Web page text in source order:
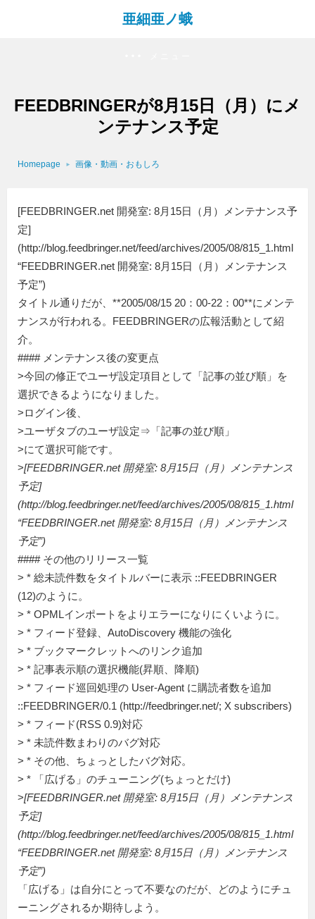
亜細亜ノ蛾
FEEDBRINGERが8月15日（月）にメ
ンテナンス予定
Homepage 画像・動画・おもしろ
[FEEDBRINGER.net 開発室: 8月15日（月）メンテナンス予
定]
(http://blog.feedbringer.net/feed/archives/2005/08/815_1.html
“FEEDBRINGER.net 開発室: 8月15日（月）メンテナンス
予定”)
タイトル通りだが、**2005/08/15 20：00-22：00**にメンテ
ナンスが行われる。FEEDBRINGERの広報活動として紹
介。
#### メンテナンス後の変更点
>今回の修正でユーザ設定項目として「記事の並び順」を
選択できるようになりました。
>ログイン後、
>ユーザタブのユーザ設定⇒「記事の並び順」
>にて選択可能です。
>[FEEDBRINGER.net 開発室: 8月15日（月）メンテナンス
予定]
(http://blog.feedbringer.net/feed/archives/2005/08/815_1.html
“FEEDBRINGER.net 開発室: 8月15日（月）メンテナンス
予定”)
#### その他のリリース一覧
> * 総未読件数をタイトルバーに表示 ::FEEDBRINGER
(12)のように。
> * OPMLインポートをよりエラーになりにくいように。
> * フィード登録、AutoDiscovery 機能の強化
> * ブックマークレットへのリンク追加
> * 記事表示順の選択機能(昇順、降順)
> * フィード巡回処理の User-Agent に購読者数を追加
::FEEDBRINGER/0.1 (http://feedbringer.net/; X subscribers)
> * フィード(RSS 0.9)対応
> * 未読件数まわりのバグ対応
> * その他、ちょっとしたバグ対応。
> * 「広げる」のチューニング(ちょっとだけ)
>[FEEDBRINGER.net 開発室: 8月15日（月）メンテナンス
予定]
(http://blog.feedbringer.net/feed/archives/2005/08/815_1.html
“FEEDBRINGER.net 開発室: 8月15日（月）メンテナンス
予定”)
「広げる」は自分にとって不要なのだが、どのようにチュ
ーニングされるか期待しよう。